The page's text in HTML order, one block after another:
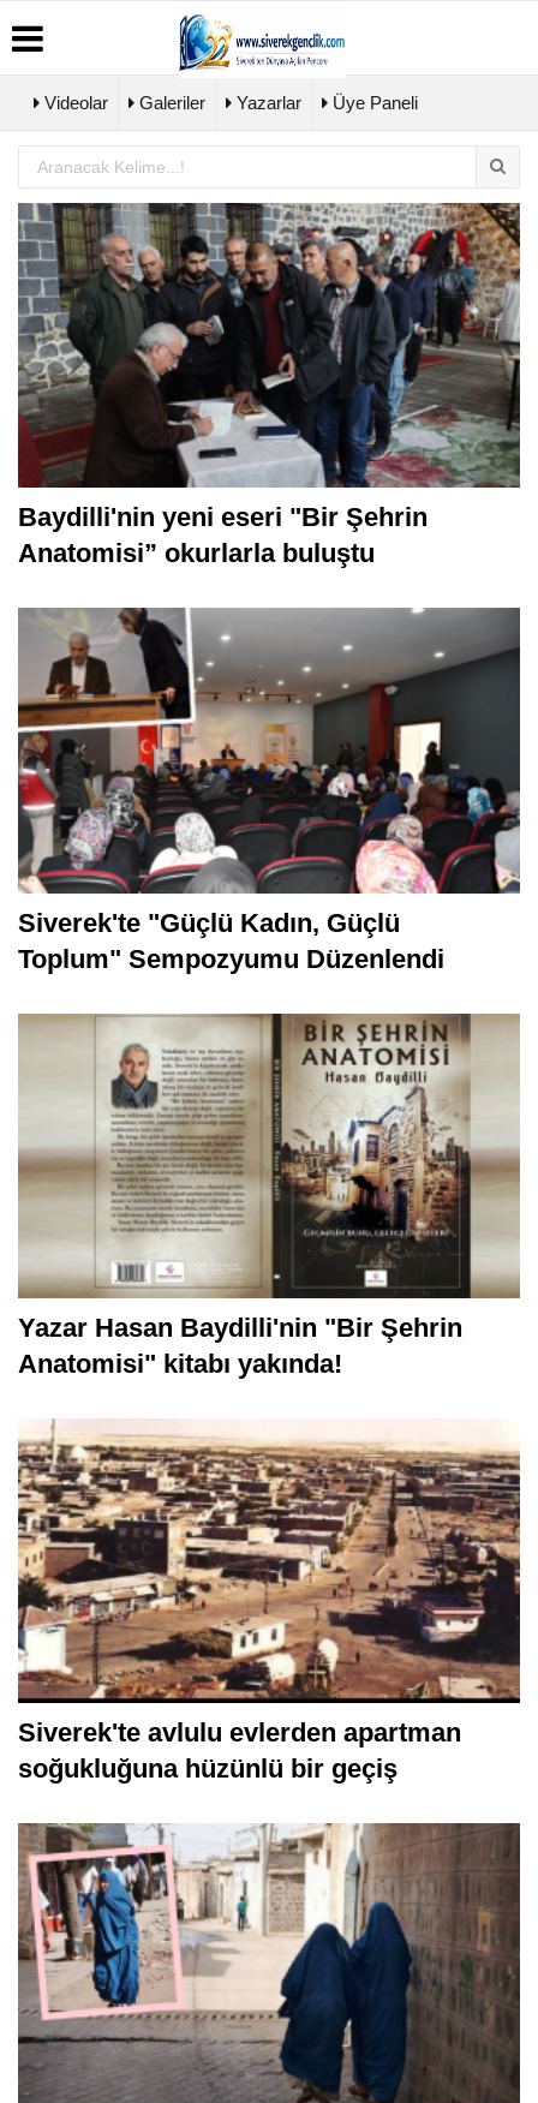
Üye
Paneli
Haber
Arşivi
Günün
Haberleri
Biyografiler
Köşe
Yazarları
Video
Galeri
Foto
Galeri
Künye
İletişim
Çerez
Politikası
Gizlilik
İlkeleri
Videolar Galeriler Yazarlar Üye Paneli
Baydilli'nin yeni eseri "Bir Şehrin
Anatomisi” okurlarla buluştu
Siverek'te "Güçlü Kadın, Güçlü
Toplum" Sempozyumu Düzenlendi
Yazar Hasan Baydilli'nin "Bir Şehrin
Anatomisi" kitabı yakında!
Siverek'te avlulu evlerden apartman
soğukluğuna hüzünlü bir geçiş